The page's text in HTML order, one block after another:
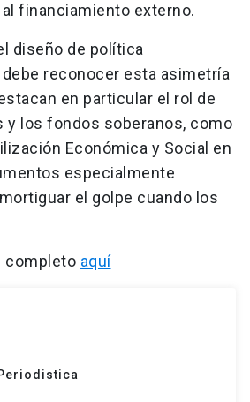
financiamiento externo.
diseño de política
reconocer esta asimetría
en particular el rol de
y los fondos soberanos, como
Económica y Social en
especialmente
el golpe cuando los
completo aquí